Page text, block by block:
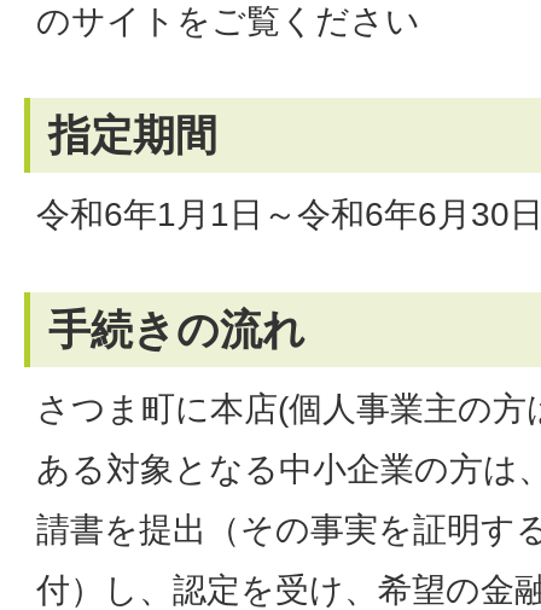
のサイトをご覧ください
指定期間
令和6年1月1日～令和6年6月30
手続きの流れ
さつま町に本店(個人事業主の
ある対象となる中小企業の方は
請書を提出（その事実を証明す
付）し、認定を受け、希望の金